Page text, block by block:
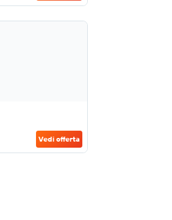
Vedi offerta